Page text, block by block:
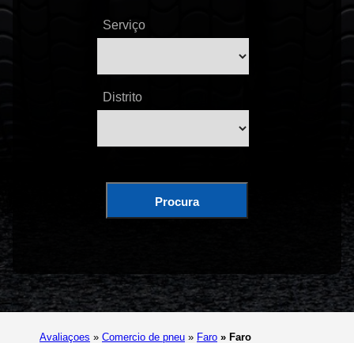
Serviço
Distrito
Procura
Avaliaçoes » Comercio de pneu » Faro » Faro